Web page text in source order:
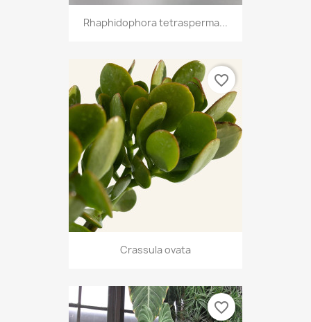
Rhaphidophora tetrasperma...
Crassula ovata
favorite_border
favorite_border